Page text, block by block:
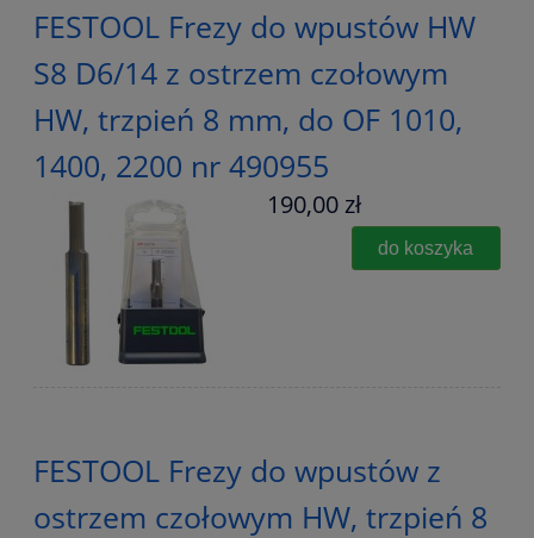
FESTOOL Frezy do wpustów HW
S8 D6/14 z ostrzem czołowym
HW, trzpień 8 mm, do OF 1010,
1400, 2200 nr 490955
190,00 zł
do koszyka
FESTOOL Frezy do wpustów z
ostrzem czołowym HW, trzpień 8